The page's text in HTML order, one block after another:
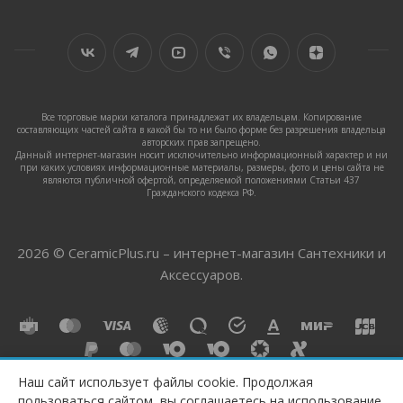
Все торговые марки каталога принадлежат их владельцам. Копирование
составляющих частей сайта в какой бы то ни было форме без разрешения владельца
авторских прав запрещено.
Данный интернет-магазин носит исключительно информационный характер и ни
при каких условиях информационные материалы, размеры, фото и цены сайта не
являются публичной офертой, определяемой положениями Статьи 437
Гражданского кодекса РФ.
2026 © CeramicPlus.ru – интернет-магазин Сантехники и
Аксессуаров.
Наш сайт использует файлы cookie. Продолжая